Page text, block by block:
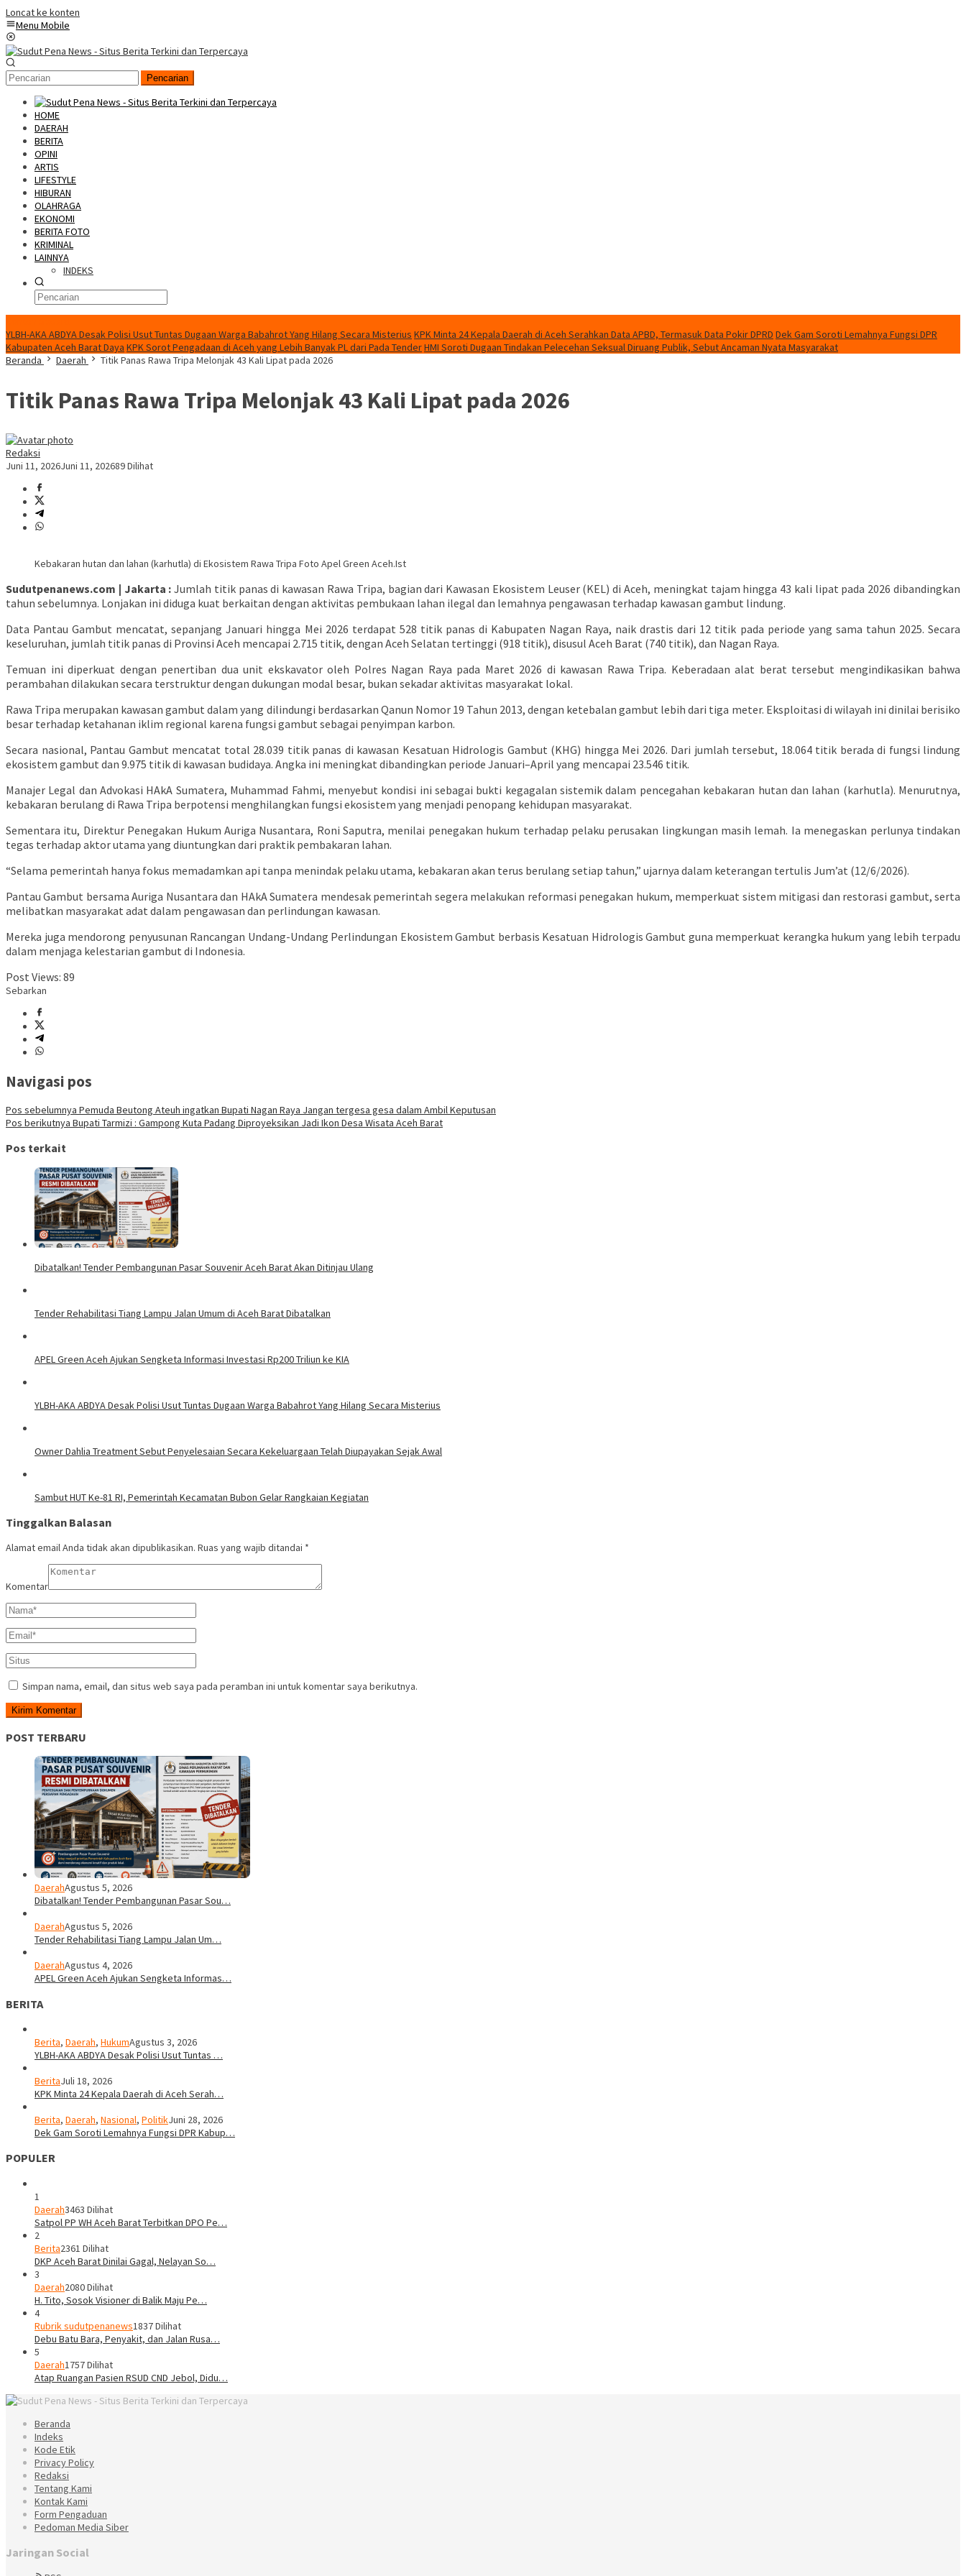
Loncat ke konten
Menu Mobile
Pencarian
HOME
DAERAH
BERITA
OPINI
ARTIS
LIFESTYLE
HIBURAN
OLAHRAGA
EKONOMI
BERITA FOTO
KRIMINAL
LAINNYA
INDEKS
YLBH-AKA ABDYA Desak Polisi Usut Tuntas Dugaan Warga Babahrot Yang Hilang Secara Misterius KPK Minta 24 Kepala Daerah di Aceh Serahkan Data APBD, Termasuk Data Pokir DPRD Dek Gam Soroti Lemahnya Fungsi DPR
Kabupaten Aceh Barat Daya KPK Sorot Pengadaan di Aceh yang Lebih Banyak PL dari Pada TenderHMI Soroti Dugaan Tindakan Pelecehan Seksual Diruang Publik, Sebut Ancaman Nyata Masyarakat
Beranda
Daerah Titik Panas Rawa Tripa Melonjak 43 Kali Lipat pada 2026
Titik Panas Rawa Tripa Melonjak 43 Kali Lipat pada 2026
Redaksi
Juni 11, 2026Juni 11, 202689 Dilihat
Kebakaran hutan dan lahan (karhutla) di Ekosistem Rawa Tripa Foto Apel Green Aceh.Ist
Sudutpenanews.com | Jakarta : Jumlah titik panas di kawasan Rawa Tripa, bagian dari Kawasan Ekosistem Leuser (KEL) di Aceh, meningkat tajam hingga 43 kali lipat pada 2026 dibandingkan
tahun sebelumnya. Lonjakan ini diduga kuat berkaitan dengan aktivitas pembukaan lahan ilegal dan lemahnya pengawasan terhadap kawasan gambut lindung.
Data Pantau Gambut mencatat, sepanjang Januari hingga Mei 2026 terdapat 528 titik panas di Kabupaten Nagan Raya, naik drastis dari 12 titik pada periode yang sama tahun 2025. Secara
keseluruhan, jumlah titik panas di Provinsi Aceh mencapai 2.715 titik, dengan Aceh Selatan tertinggi (918 titik), disusul Aceh Barat (740 titik), dan Nagan Raya.
Temuan ini diperkuat dengan penertiban dua unit ekskavator oleh Polres Nagan Raya pada Maret 2026 di kawasan Rawa Tripa. Keberadaan alat berat tersebut mengindikasikan bahwa
perambahan dilakukan secara terstruktur dengan dukungan modal besar, bukan sekadar aktivitas masyarakat lokal.
Rawa Tripa merupakan kawasan gambut dalam yang dilindungi berdasarkan Qanun Nomor 19 Tahun 2013, dengan ketebalan gambut lebih dari tiga meter. Eksploitasi di wilayah ini dinilai berisiko
besar terhadap ketahanan iklim regional karena fungsi gambut sebagai penyimpan karbon.
Secara nasional, Pantau Gambut mencatat total 28.039 titik panas di kawasan Kesatuan Hidrologis Gambut (KHG) hingga Mei 2026. Dari jumlah tersebut, 18.064 titik berada di fungsi lindung
ekosistem gambut dan 9.975 titik di kawasan budidaya. Angka ini meningkat dibandingkan periode Januari–April yang mencapai 23.546 titik.
Manajer Legal dan Advokasi HAkA Sumatera, Muhammad Fahmi, menyebut kondisi ini sebagai bukti kegagalan sistemik dalam pencegahan kebakaran hutan dan lahan (karhutla). Menurutnya,
kebakaran berulang di Rawa Tripa berpotensi menghilangkan fungsi ekosistem yang menjadi penopang kehidupan masyarakat.
Sementara itu, Direktur Penegakan Hukum Auriga Nusantara, Roni Saputra, menilai penegakan hukum terhadap pelaku perusakan lingkungan masih lemah. Ia menegaskan perlunya tindakan
tegas terhadap aktor utama yang diuntungkan dari praktik pembakaran lahan.
“Selama pemerintah hanya fokus memadamkan api tanpa menindak pelaku utama, kebakaran akan terus berulang setiap tahun,” ujarnya dalam keterangan tertulis Jum’at (12/6/2026).
Pantau Gambut bersama Auriga Nusantara dan HAkA Sumatera mendesak pemerintah segera melakukan reformasi penegakan hukum, memperkuat sistem mitigasi dan restorasi gambut, serta
melibatkan masyarakat adat dalam pengawasan dan perlindungan kawasan.
Mereka juga mendorong penyusunan Rancangan Undang-Undang Perlindungan Ekosistem Gambut berbasis Kesatuan Hidrologis Gambut guna memperkuat kerangka hukum yang lebih terpadu
dalam menjaga kelestarian gambut di Indonesia.
Post Views: 89
Sebarkan
Navigasi pos
Pos sebelumnya Pemuda Beutong Ateuh ingatkan Bupati Nagan Raya Jangan tergesa gesa dalam Ambil Keputusan
Pos berikutnya Bupati Tarmizi : Gampong Kuta Padang Diproyeksikan Jadi Ikon Desa Wisata Aceh Barat
Pos terkait
Dibatalkan! Tender Pembangunan Pasar Souvenir Aceh Barat Akan Ditinjau Ulang
Tender Rehabilitasi Tiang Lampu Jalan Umum di Aceh Barat Dibatalkan
APEL Green Aceh Ajukan Sengketa Informasi Investasi Rp200 Triliun ke KIA
YLBH-AKA ABDYA Desak Polisi Usut Tuntas Dugaan Warga Babahrot Yang Hilang Secara Misterius
Owner Dahlia Treatment Sebut Penyelesaian Secara Kekeluargaan Telah Diupayakan Sejak Awal
Sambut HUT Ke-81 RI, Pemerintah Kecamatan Bubon Gelar Rangkaian Kegiatan
Tinggalkan Balasan
Alamat email Anda tidak akan dipublikasikan. Ruas yang wajib ditandai *
Komentar
Simpan nama, email, dan situs web saya pada peramban ini untuk komentar saya berikutnya.
POST TERBARU
DaerahAgustus 5, 2026
Dibatalkan! Tender Pembangunan Pasar Sou…
DaerahAgustus 5, 2026
Tender Rehabilitasi Tiang Lampu Jalan Um…
DaerahAgustus 4, 2026
APEL Green Aceh Ajukan Sengketa Informas…
BERITA
Berita, Daerah, HukumAgustus 3, 2026
YLBH-AKA ABDYA Desak Polisi Usut Tuntas …
BeritaJuli 18, 2026
KPK Minta 24 Kepala Daerah di Aceh Serah…
Berita, Daerah, Nasional, PolitikJuni 28, 2026
Dek Gam Soroti Lemahnya Fungsi DPR Kabup…
POPULER
1
Daerah3463 Dilihat
Satpol PP WH Aceh Barat Terbitkan DPO Pe…
2
Berita2361 Dilihat
DKP Aceh Barat Dinilai Gagal, Nelayan So…
3
Daerah2080 Dilihat
H. Tito, Sosok Visioner di Balik Maju Pe…
4
Rubrik sudutpenanews1837 Dilihat
Debu Batu Bara, Penyakit, dan Jalan Rusa…
5
Daerah1757 Dilihat
Atap Ruangan Pasien RSUD CND Jebol, Didu…
Beranda
Indeks
Kode Etik
Privacy Policy
Redaksi
Tentang Kami
Kontak Kami
Form Pengaduan
Pedoman Media Siber
Jaringan Social